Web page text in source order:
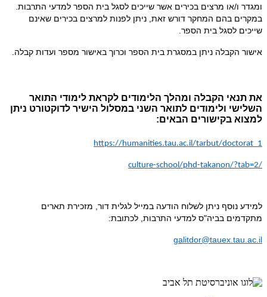
ומגדר ו/או מרצים בכירים אשר שייכים לסגל בית הספר למדעי התרבות.
במקרים בהם המחקר דורש זאת, ניתן לפנות למרצים בכירים שאינם
שייכים לסגל בית הספר.
אישור הקבלה ניתן במסגרת בית הספר וכרוך באישור מספר ועדות קבלה.
את תנאי הקבלה ומהלך הלימודים לקראת לימודי התואר
השלישי ולימודים לתואר השני במסלול הישיר לדוקטורט ניתן
למצוא בקישורים הבאים:
https://humanities.tau.ac.il/tarbut/doctorat_1
/culture-school/phd-takanon/?tab=2
למידע נוסף ניתן לשלוח הודעה במייל לגלית דור, מזכירת תארים
מתקדמים בביה"ס למדעי התרבות, לכתובת:
galitdor@tauex.tau.ac.il